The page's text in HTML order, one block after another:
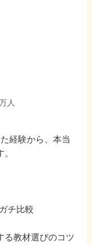
人
経験から、本当
チ比較
る教材選びのコツ